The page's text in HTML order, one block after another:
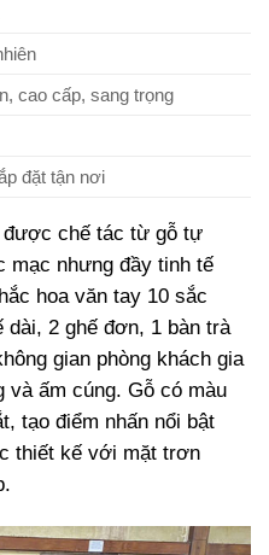
cao cấp, sang trọng
đặt tận nơi
được chế tác từ gỗ tự
mạc nhưng đầy tinh tế
hoa văn tay 10 sắc
dài, 2 ghế đơn, 1 bàn trà
gian phòng khách gia
và ấm cúng. Gỗ có màu
tạo điểm nhấn nổi bật
thiết kế với mặt trơn